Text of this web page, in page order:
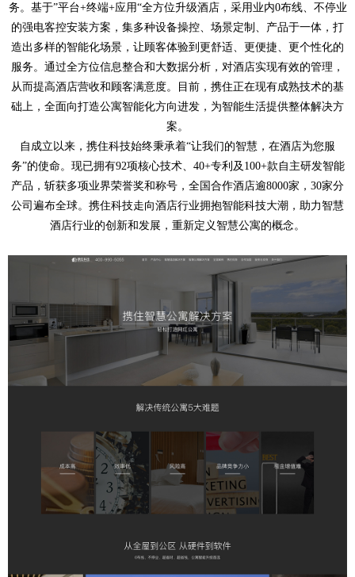
务。基于”平台+终端+应用“全方位升级酒店，采用业内0布线、不停业
的强电客控安装方案，集多种设备操控、场景定制、产品于一体，打
造出多样的智能化场景，让顾客体验到更舒适、更便捷、更个性化的
服务。通过全方位信息整合和大数据分析，对酒店实现有效的管理，
从而提高酒店营收和顾客满意度。目前，携住正在现有成熟技术的基
础上，全面向打造公寓智能化方向进发，为智能生活提供整体解决方
案。
自成立以来，携住科技始终秉承着“让我们的智慧，在酒店为您服
务”的使命。现已拥有92项核心技术、40+专利及100+款自主研发智能
产品，斩获多项业界荣誉奖和称号，全国合作酒店逾8000家，30家分
公司遍布全球。携住科技走向酒店行业拥抱智能科技大潮，助力智慧
酒店行业的创新和发展，重新定义智慧公寓的概念。